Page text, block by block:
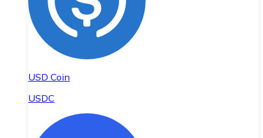
USD Coin
USDC